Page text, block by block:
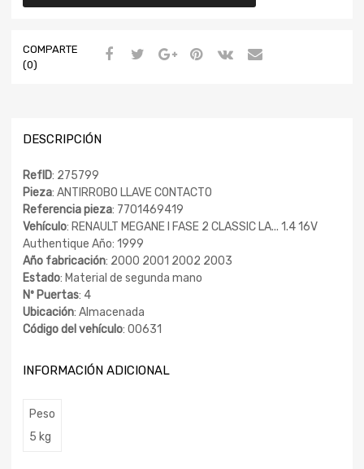
COMPARTE
(0)
DESCRIPCIÓN
RefID: 275799
Pieza: ANTIRROBO LLAVE CONTACTO
Referencia pieza: 7701469419
Vehículo: RENAULT MEGANE I FASE 2 CLASSIC LA... 1.4 16V
Authentique Año: 1999
Año fabricación: 2000 2001 2002 2003
Estado: Material de segunda mano
Nº Puertas: 4
Ubicación: Almacenada
Código del vehículo: 00631
INFORMACIÓN ADICIONAL
Peso
5 kg